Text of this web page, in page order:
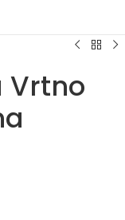
Vrtno